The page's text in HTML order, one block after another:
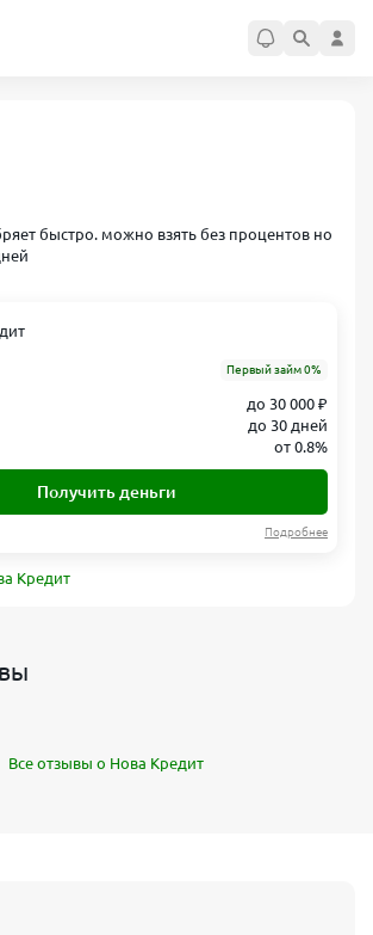
быстро. можно взять без процентов но
Первый займ 0%
до 30 000 ₽
до 30 дней
от 0.8%
Получить деньги
Подробнее
Кредит
Все отзывы о Нова Кредит